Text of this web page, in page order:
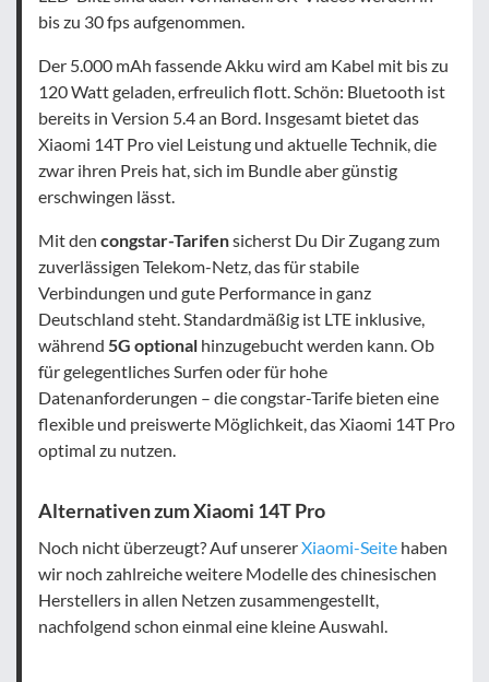
bis zu 30 fps aufgenommen.
Der 5.000 mAh fassende Akku wird am Kabel mit bis zu
120 Watt geladen, erfreulich flott. Schön: Bluetooth ist
bereits in Version 5.4 an Bord. Insgesamt bietet das
Xiaomi 14T Pro viel Leistung und aktuelle Technik, die
zwar ihren Preis hat, sich im Bundle aber günstig
erschwingen lässt.
Mit den congstar-Tarifensicherst Du Dir Zugang zum
zuverlässigen Telekom-Netz, das für stabile
Verbindungen und gute Performance in ganz
Deutschland steht. Standardmäßig ist LTE inklusive,
während 5G optional hinzugebucht werden kann. Ob
für gelegentliches Surfen oder für hohe
Datenanforderungen – die congstar-Tarife bieten eine
flexible und preiswerte Möglichkeit, das Xiaomi 14T Pro
optimal zu nutzen.
Alternativen zum Xiaomi 14T Pro
Noch nicht überzeugt? Auf unsererXiaomi-Seite haben
wir noch zahlreiche weitere Modelle des chinesischen
Herstellers in allen Netzen zusammengestellt,
nachfolgend schon einmal eine kleine Auswahl.